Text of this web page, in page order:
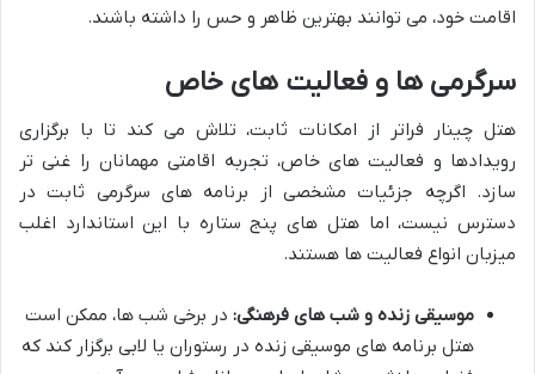
اقامت خود، می توانند بهترین ظاهر و حس را داشته باشند.
سرگرمی ها و فعالیت های خاص
هتل چینار فراتر از امکانات ثابت، تلاش می کند تا با برگزاری
رویدادها و فعالیت های خاص، تجربه اقامتی مهمانان را غنی تر
سازد. اگرچه جزئیات مشخصی از برنامه های سرگرمی ثابت در
دسترس نیست، اما هتل های پنج ستاره با این استاندارد اغلب
میزبان انواع فعالیت ها هستند.
موسیقی زنده و شب های فرهنگی: در برخی شب ها، ممکن است
هتل برنامه های موسیقی زنده در رستوران یا لابی برگزار کند که